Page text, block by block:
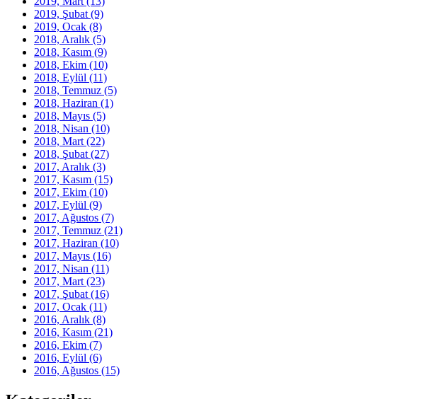
2019, Şubat (9)
2019, Ocak (8)
2018, Aralık (5)
2018, Kasım (9)
2018, Ekim (10)
2018, Eylül (11)
2018, Temmuz (5)
2018, Haziran (1)
2018, Mayıs (5)
2018, Nisan (10)
2018, Mart (22)
2018, Şubat (27)
2017, Aralık (3)
2017, Kasım (15)
2017, Ekim (10)
2017, Eylül (9)
2017, Ağustos (7)
2017, Temmuz (21)
2017, Haziran (10)
2017, Mayıs (16)
2017, Nisan (11)
2017, Mart (23)
2017, Şubat (16)
2017, Ocak (11)
2016, Aralık (8)
2016, Kasım (21)
2016, Ekim (7)
2016, Eylül (6)
2016, Ağustos (15)